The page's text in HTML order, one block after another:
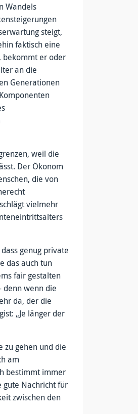
Wandels
steigt,
faktisch eine
bekommt er oder
an die
Generationen
weil die
Der Ökonom
die von
vielmehr
genug private
das auch tun
fair gestalten
denn wenn die
da, der die
„Je länger der
zu gehen und die
am
bestimmt immer
gute Nachricht für
zwischen den